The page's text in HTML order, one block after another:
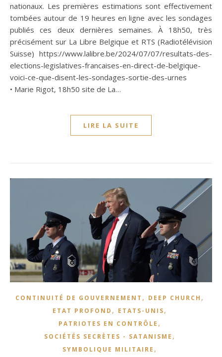
nationaux. Les premières estimations sont effectivement
tombées autour de 19 heures en ligne avec les sondages
publiés ces deux dernières semaines. À 18h50, très
précisément sur La Libre Belgique et RTS (Radiotélévision
Suisse) https://www.lalibre.be/2024/07/07/resultats-des-
elections-legislatives-francaises-en-direct-de-belgique-
voici-ce-que-disent-les-sondages-sortie-des-urnes
• Marie Rigot, 18h50 site de La…
LIRE LA SUITE
CONTINUITÉ DE GOUVERNEMENT , DEEP CHURCH ,
ETAT PROFOND , ETATS-UNIS,
PATRIOTES EN CONTRÔLE ,
SOCIÉTÉS SECRÈTES - SATANISME ,
SYMBOLIQUE MILITAIRE ,